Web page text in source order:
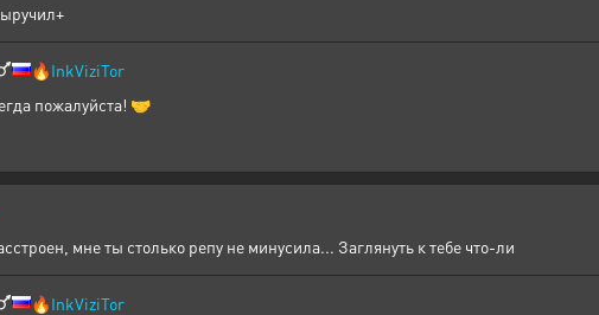
🔥InkViziTor
пожалуйста! 🤝
мне ты столько репу не минусила... Заглянуть к тебе что-ли
🔥InkViziTor